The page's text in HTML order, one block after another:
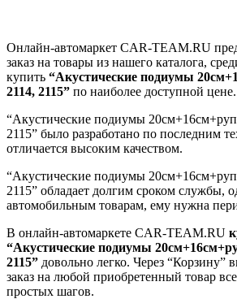
Онлайн-автомаркет CAR-TEAM.RU
заказ на товары из нашего каталога,
купить “Акустические подиумы
2114, 2115” по наиболее доступной цене.
“Акустические подиумы
2115” было разработано по последним
отличается высоким качеством.
“Акустические подиумы
2115” обладает долгим сроком службы,
автомобильным товарам, ему нужна
В онлайн-автомаркете CAR-TEAM.RU
“Акустические подиумы
2115” довольно легко. Через “Корзину”
заказ на любой приобретенный товар
простых шагов.